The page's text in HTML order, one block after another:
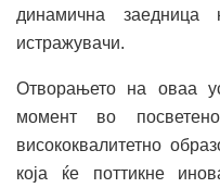
динамична заедница
истражувачи.
Отворањето на оваа
момент во
висококвалитетно
која ќе поттикне